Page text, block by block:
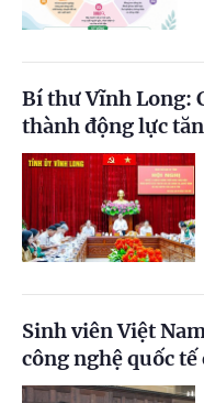
Bí thư Vĩnh Long:
thành động lực
Sinh viên Việt
công nghệ quốc